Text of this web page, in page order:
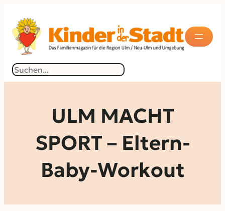
Inhalt
springen
Suchen
ULM MACHT
SPORT – Eltern-
Baby-Workout